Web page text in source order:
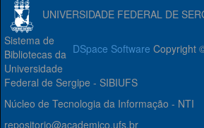
UNIVERSIDADE FEDERAL DE
DSpace Software Copyright
Sistema de
Bibliotecas da
Universidade
Federal de Sergipe - SIBIUFS
Núcleo de Tecnologia da Informação - NTI
repositorio@academico.ufs.br